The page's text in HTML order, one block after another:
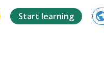
Start learning